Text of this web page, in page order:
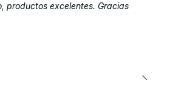
productos excelentes. Gracias